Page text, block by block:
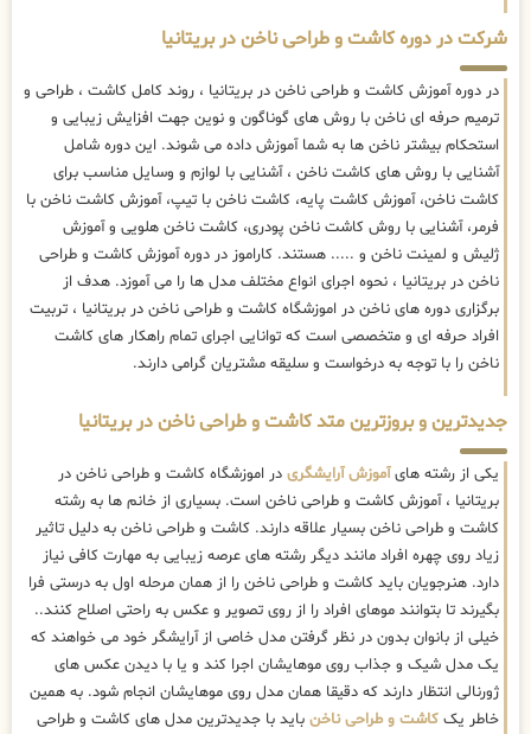
شرکت در دوره کاشت و طراحی ناخن در بریتانیا
در دوره آموزش کاشت و طراحی ناخن در بریتانیا ، روند کامل کاشت ، طراحی و
ترمیم حرفه ای ناخن با روش های گوناگون و نوین جهت افزایش زیبایی و
استحکام بیشتر ناخن ها به شما آموزش داده می شوند. این دوره شامل
آشنایی با روش های کاشت ناخن ، آشنایی با لوازم و وسایل مناسب برای
کاشت ناخن، آموزش کاشت پایه، کاشت ناخن با تیپ، آموزش کاشت ناخن با
فرمر، آشنایی با روش کاشت ناخن پودری، کاشت ناخن هلویی و آموزش
ژلیش و لمینت ناخن و ..... هستند. کاراموز در دوره آموزش کاشت و طراحی
ناخن در بریتانیا ، نحوه اجرای انواع مختلف مدل ها را می آموزد. هدف از
برگزاری دوره های ناخن در اموزشگاه کاشت و طراحی ناخن در بریتانیا ، تربیت
افراد حرفه ای و متخصصی است که توانایی اجرای تمام راهکار های کاشت
ناخن را با توجه به درخواست و سلیقه مشتریان گرامی دارند.
جدیدترین و بروزترین متد کاشت و طراحی ناخن در بریتانیا
یکی از رشته هایآموزش آرایشگری در اموزشگاه کاشت و طراحی ناخن در
بریتانیا ، آموزش کاشت و طراحی ناخن است. بسیاری از خانم ها به رشته
کاشت و طراحی ناخن بسیار علاقه دارند. کاشت و طراحی ناخن به دلیل تاثیر
زیاد روی چهره افراد مانند دیگر رشته های عرصه زیبایی به مهارت کافی نیاز
دارد. هنرجویان باید کاشت و طراحی ناخن را از همان مرحله اول به درستی فرا
بگیرند تا بتوانند موهای افراد را از روی تصویر و عکس به راحتی اصلاح کنند..
خیلی از بانوان بدون در نظر گرفتن مدل خاصی از آرایشگر خود می خواهند که
یک مدل شیک و جذاب روی موهایشان اجرا کند و یا با دیدن عکس های
ژورنالی انتظار دارند که دقیقا همان مدل روی موهایشان انجام شود. به همین
خاطر یک کاشت و طراحی ناخن باید با جدیدترین مدل های کاشت و طراحی